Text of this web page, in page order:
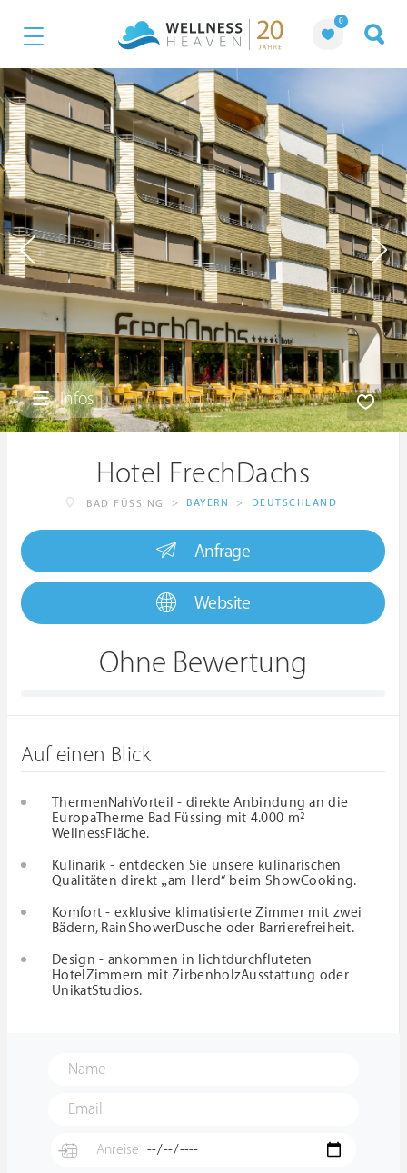
0
Infos
Hotel FrechDachs
BAD FÜSSING > BAYERN > DEUTSCHLAND
Anfrage
Website
Ohne Bewertung
Auf einen Blick
ThermenNahVorteil - direkte Anbindung an die
EuropaTherme Bad Füssing mit 4.000 m²
WellnessFläche.
Kulinarik - entdecken Sie unsere kulinarischen
Qualitäten direkt „am Herd“ beim ShowCooking.
Komfort - exklusive klimatisierte Zimmer mit zwei
Bädern, RainShowerDusche oder Barrierefreiheit.
Design - ankommen in lichtdurchfluteten
HotelZimmern mit ZirbenholzAusstattung oder
UnikatStudios.